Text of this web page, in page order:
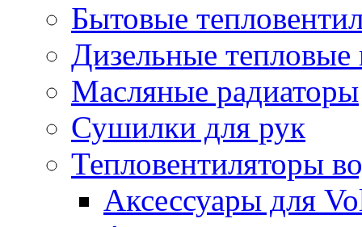
Бытовые
Дизельные
Масляные радиаторы
Сушилки для рук
Тепловентиляторы
Аксессуары для